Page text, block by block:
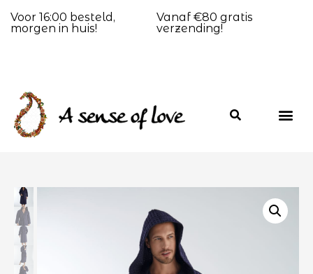
Voor 16:00 besteld,
morgen in huis!
Vanaf €80 gratis
verzending!